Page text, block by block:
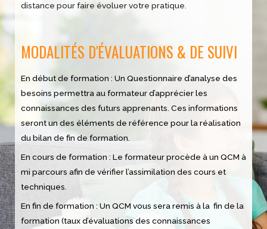
distance pour faire évoluer votre pratique.
MODALITÉS D'ÉVALUATIONS & DE SUIVI
En début de formation : Un Questionnaire d’analyse des
besoins permettra au formateur d’apprécier les
connaissances des futurs apprenants. Ces informations
seront un des éléments de référence pour la réalisation
du bilan de fin de formation.
En cours de formation : Le formateur procède à un QCM à
mi parcours afin de vérifier l’assimilation des cours et
techniques.
En fin de formation : Un QCM vous sera remis à la fin de la
formation (taux d’évaluations des connaissances